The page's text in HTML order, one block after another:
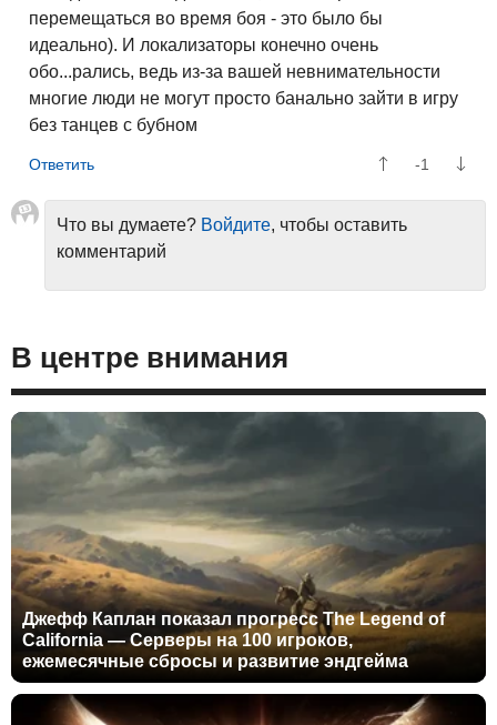
перемещаться во время боя - это было бы
идеально). И локализаторы конечно очень
обо...рались, ведь из-за вашей невнимательности
многие люди не могут просто банально зайти в игру
без танцев с бубном
-1
Что вы думаете? Войдите, чтобы оставить
комментарий
В центре внимания
Джефф Каплан показал прогресс The Legend of
California — Серверы на 100 игроков,
ежемесячные сбросы и развитие эндгейма